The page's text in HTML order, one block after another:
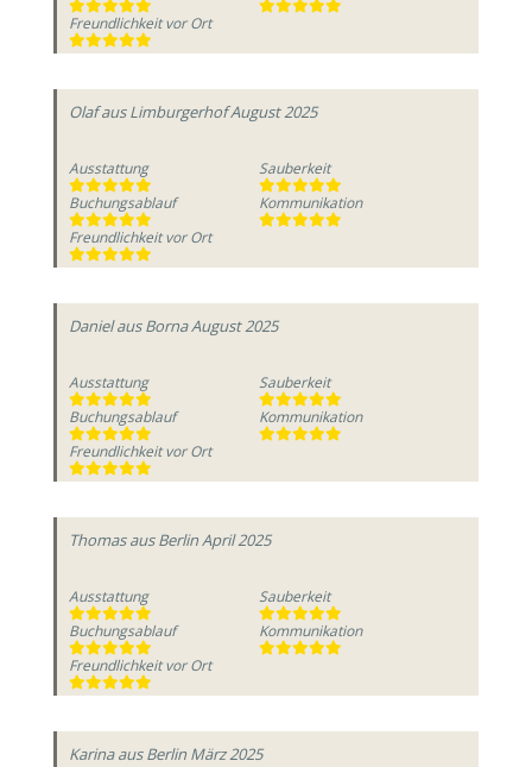
Freundlichkeit vor Ort
Olafaus Limburgerhof August 2025
Ausstattung
Sauberkeit
Buchungsablauf
Kommunikation
Freundlichkeit vor Ort
Danielaus Borna August 2025
Ausstattung
Sauberkeit
Buchungsablauf
Kommunikation
Freundlichkeit vor Ort
Thomasaus Berlin April 2025
Ausstattung
Sauberkeit
Buchungsablauf
Kommunikation
Freundlichkeit vor Ort
Karinaaus Berlin März 2025